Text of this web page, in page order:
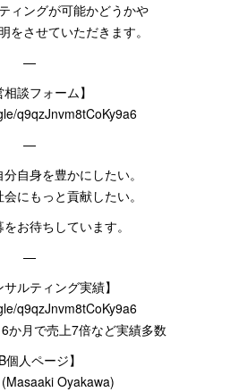
ィングが可能かどうかや
をさせていただきます。
—
相談フォーム】
q9qzJnvm8tCoKy9a6
—
自身を豊かにしたい。
にもっと貢献したい。
お待ちしています。
—
サルティング実績】
q9qzJnvm8tCoKy9a6
6か月で売上7倍など実績多数
個人ページ】
(Masaaki Oyakawa)